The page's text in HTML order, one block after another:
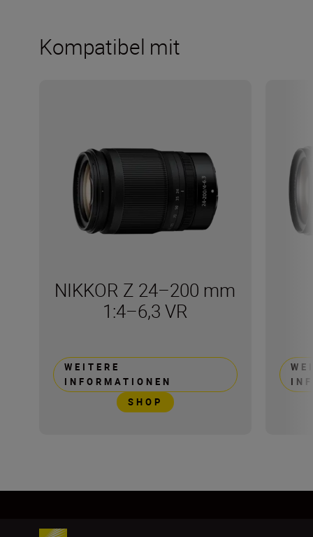
Kompatibel mit
NIKKOR Z 24–200 mm
1:4–6,3 VR
WEITERE
INFORMATIONEN
SHOP